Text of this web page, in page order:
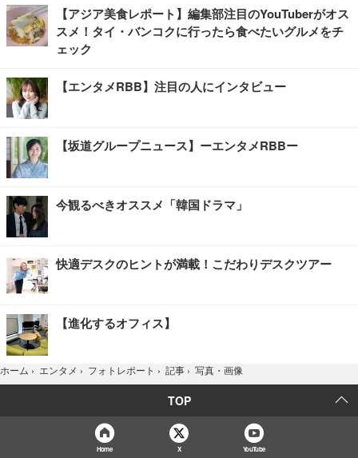
【アジア美食レポート】編集部注目のYouTuberがオス
スメ！タイ・バンコクに行ったら食べたいグルメをチ
ェック
【エンタメRBB】注目の人にインタビュー
【坂道グループニュース】ーエンタメRBBー
今観るべきオススメ「韓国ドラマ」
快適デスクのヒントが満載！こだわりデスクツアー
【進化するオフィス】
ホーム › エンタメ › フォトレポート › 記事 › 写真・画像
TOP
Home X YouTube